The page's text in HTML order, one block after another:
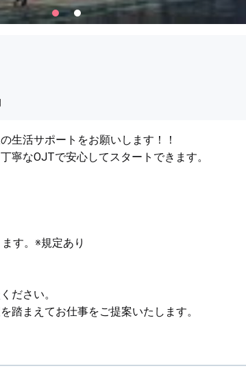
生活サポートをお願いします！！
寧なOJTで安心してスタートできます。
す。※規定あり
ださい。
踏まえてお仕事をご提案いたします。